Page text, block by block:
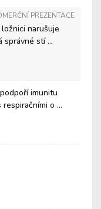
PREZENTACE
narušuje
správné stí ...
imunitu
o ...